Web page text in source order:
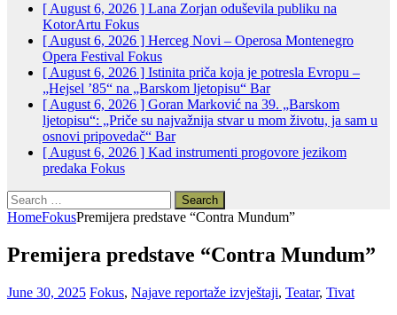
[ August 6, 2026 ] Lana Zorjan oduševila publiku na
KotorArtu Fokus
[ August 6, 2026 ] Herceg Novi – Operosa Montenegro
Opera Festival Fokus
[ August 6, 2026 ] Istinita priča koja je potresla Evropu –
„Hejsel ’85“ na „Barskom ljetopisu“ Bar
[ August 6, 2026 ] Goran Marković na 39. „Barskom
ljetopisu“: „Priče su najvažnija stvar u mom životu, ja sam u
osnovi pripovedač“ Bar
[ August 6, 2026 ] Kad instrumenti progovore jezikom
predaka Fokus
Search
for:
HomeFokusPremijera predstave “Contra Mundum”
Premijera predstave “Contra Mundum”
June 30, 2025 Fokus, Najave reportaže izvještaji, Teatar, Tivat